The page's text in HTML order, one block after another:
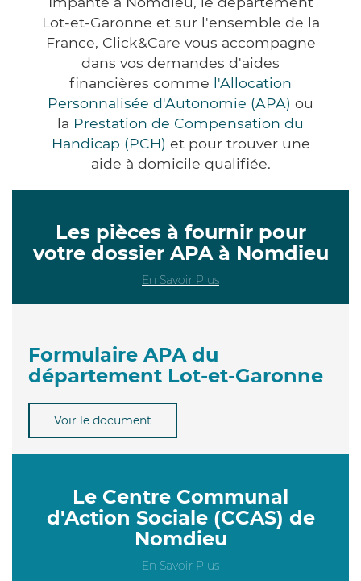
Lot-et-Garonne et sur l'ensemble de la
France, Click&Care vous accompagne
dans vos demandes d'aides
financières comme l'Allocation
Personnalisée d'Autonomie (APA) ou
la Prestation de Compensation du
Handicap (PCH) et pour trouver une
aide à domicile qualifiée.
Les pièces à fournir pour
votre dossier APA à Nomdieu
En Savoir Plus
Formulaire APA du
département Lot-et-Garonne
Voir le document
Le Centre Communal
d'Action Sociale (CCAS) de
Nomdieu
En Savoir Plus